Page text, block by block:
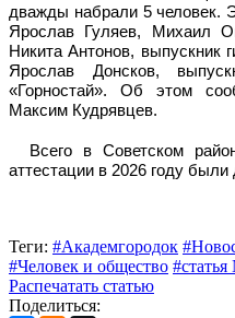
дважды набрали 5 человек.
Ярослав Гуляев, Михаил
Никита Антонов, выпускник
Ярослав Донсков,
«Горностай». Об этом
Максим Кудрявцев.
Всего в Советском
аттестации в 2026 году
Теги: #Академгородок
#Человек и общество
Распечатать статью
Поделиться: